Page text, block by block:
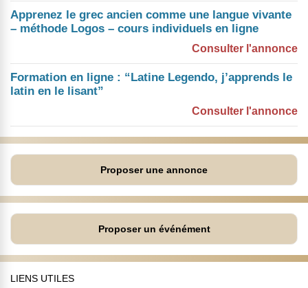
Apprenez le grec ancien comme une langue vivante
– méthode Logos – cours individuels en ligne
Consulter l'annonce
Formation en ligne : “Latine Legendo, j’apprends le
latin en le lisant”
Consulter l'annonce
Proposer une annonce
Proposer un événément
LIENS UTILES